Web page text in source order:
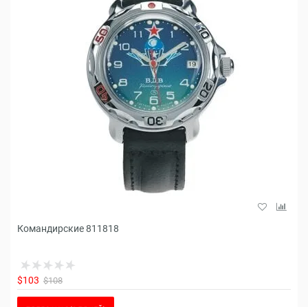
Командирские 811818
$103 $108